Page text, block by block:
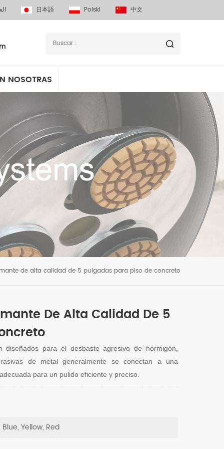
日本語 Polski 中文
NOSOTRAS
de alta calidad de 5 pulgadas para piso de concreto
De Alta Calidad De 5
para el desbaste agresivo de hormigón,
de metal generalmente se conectan a una
para un pulido eficiente y preciso.
Yellow, Red